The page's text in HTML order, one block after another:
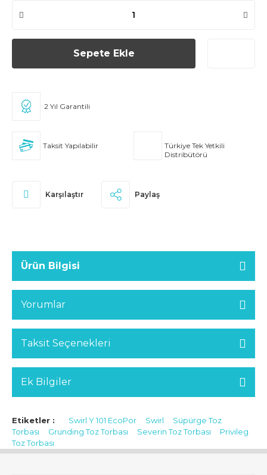
Sepete Ekle
2 Yıl Garantili
Taksit Yapılabilir
Türkiye Tek Yetkili
Distribütörü
Karşılaştır Paylaş
Ürün Bilgisi
Yorumlar
Taksit Seçenekleri
Ek Bilgiler
Etiketler : Swirl Y 101 EcoPor Swirl
Süpürge Toz
Torbası
Grunding Toz Torbası Severin Toz Torbası
Privileg
Toz Torbası